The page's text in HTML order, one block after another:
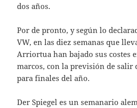
dos años.
Por de pronto, y según lo
VW, en las diez semanas que
Arriortua han bajado sus costes
marcos, con la previsión de salir
para finales del año.
Der Spiegel es un semanario